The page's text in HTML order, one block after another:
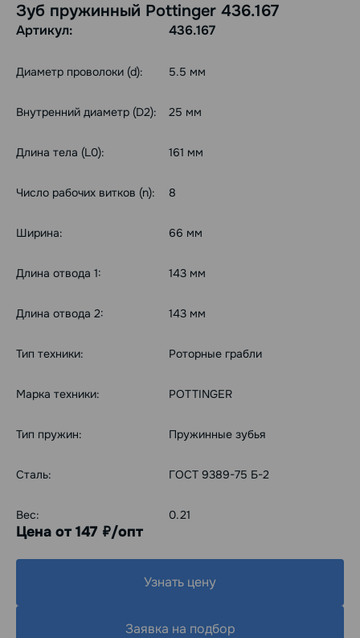
Зуб пружинный Pottinger 436.167
Артикул: 436.167
Диаметр проволоки (d): 5.5 мм
Внутренний диаметр (D2): 25 мм
Длина тела (L0): 161 мм
Число рабочих витков (n): 8
Ширина: 66 мм
Длина отвода 1: 143 мм
Длина отвода 2: 143 мм
Тип техники: Роторные грабли
Марка техники: POTTINGER
Тип пружин: Пружинные зубья
Сталь: ГОСТ 9389-75 Б-2
Вес: 0.21
Цена от 147 руб./опт
Узнать цену
Заявка на подбор